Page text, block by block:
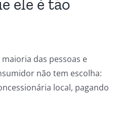
ele é tão
das pessoas e
não tem escolha:
local, pagando